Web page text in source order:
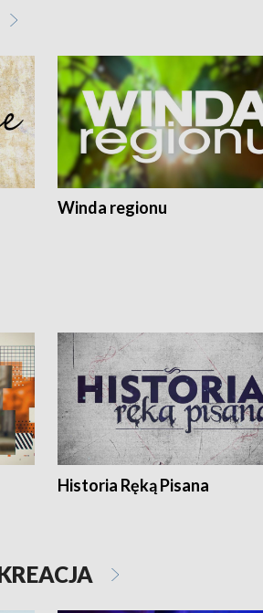
Winda regionu
Historia Ręką Pisana